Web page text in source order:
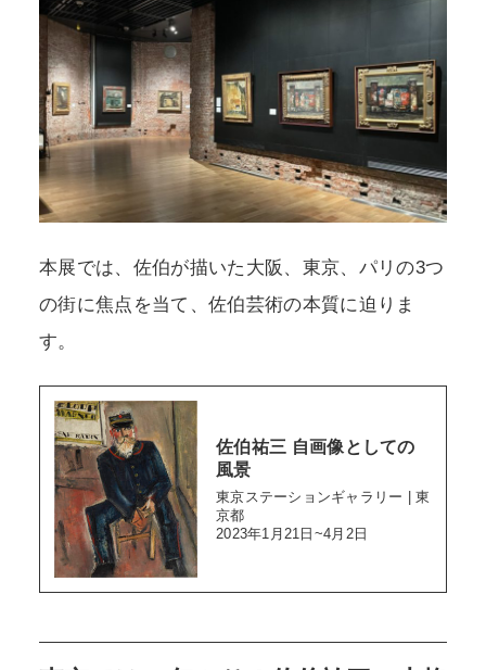
本展では、佐伯が描いた大阪、東京、パリの3つ
の街に焦点を当て、佐伯芸術の本質に迫りま
す。
佐伯祐三 自画像としての
風景
東京ステーションギャラリー | 東
京都
2023年1月21日~4月2日